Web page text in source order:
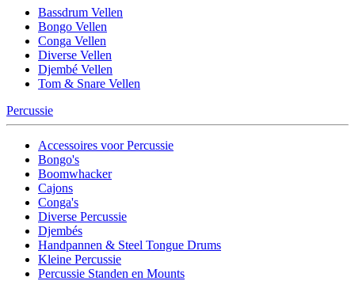
Bassdrum Vellen
Bongo Vellen
Conga Vellen
Diverse Vellen
Djembé Vellen
Tom & Snare Vellen
Percussie
Accessoires voor Percussie
Bongo's
Boomwhacker
Cajons
Conga's
Diverse Percussie
Djembés
Handpannen & Steel Tongue Drums
Kleine Percussie
Percussie Standen en Mounts